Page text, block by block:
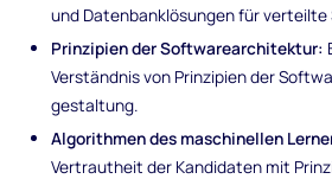
und Datenbanklösungen für verteilte
Prinzipien der Softwarearchitektur:
Verständnis von Prinzipien der
gestaltung.
Algorithmen des maschinellen
Vertrautheit der Kandidaten mit